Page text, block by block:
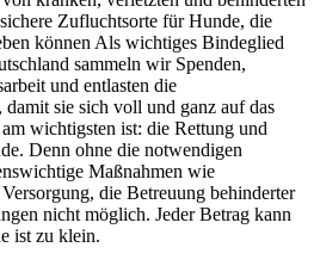
Zufluchtsorte für Hunde, die
können Als wichtiges Bindeglied
sammeln wir Spenden,
und entlasten die
sie sich voll und ganz auf das
wichtigsten ist: die Rettung und
Denn ohne die notwendigen
Maßnahmen wie
die Betreuung behinderter
nicht möglich. Jeder Betrag kann
ist zu klein.